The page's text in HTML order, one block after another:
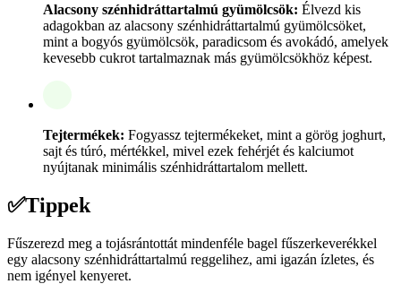
Alacsony szénhidráttartalmú gyümölcsök: Élvezd kis
adagokban az alacsony szénhidráttartalmú gyümölcsöket,
mint a bogyós gyümölcsök, paradicsom és avokádó, amelyek
kevesebb cukrot tartalmaznak más gyümölcsökhöz képest.
Tejtermékek: Fogyassz tejtermékeket, mint a görög joghurt,
sajt és túró, mértékkel, mivel ezek fehérjét és kalciumot
nyújtanak minimális szénhidráttartalom mellett.
✅Tippek
Fűszerezd meg a tojásrántottát mindenféle bagel fűszerkeverékkel
egy alacsony szénhidráttartalmú reggelihez, ami igazán ízletes, és
nem igényel kenyeret.